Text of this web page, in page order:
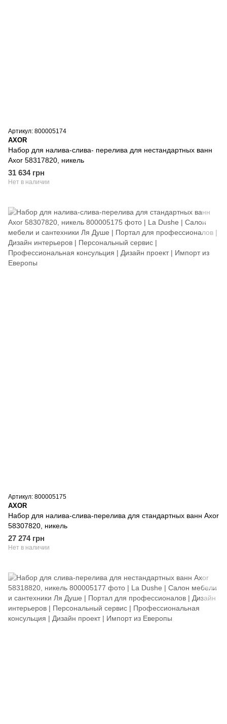
Артикул: 800005174
AXOR
Набор для налива-слива- перелива для нестандартных ванн
Axor 58317820, никель
31 634 грн
Нет в наличии
Артикул: 800005175
AXOR
Набор для налива-слива-перелива для стандартных ванн Axor
58307820, никель
27 274 грн
Нет в наличии